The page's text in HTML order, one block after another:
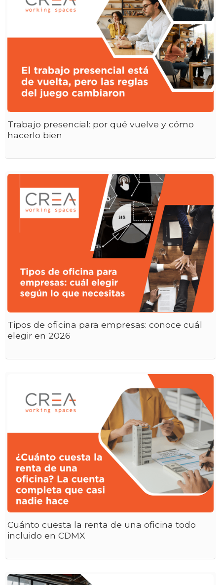
Trabajo presencial: por qué vuelve y cómo
hacerlo bien
Tipos de oficina para empresas: conoce cuál
elegir en 2026
Cuánto cuesta la renta de una oficina todo
incluido en CDMX